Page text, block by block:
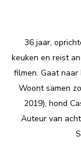
36 jaar,
keuken en reist
filmen. Gaat
Woont samen
2019), hond
Auteur van